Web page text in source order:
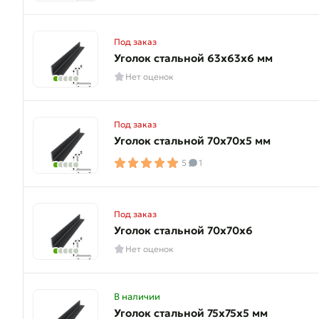
Под заказ
Уголок стальной 63х63х6 мм
Нет оценок
Под заказ
Уголок стальной 70х70х5 мм
5 1
Под заказ
Уголок стальной 70х70х6
Нет оценок
В наличии
Уголок стальной 75х75х5 мм